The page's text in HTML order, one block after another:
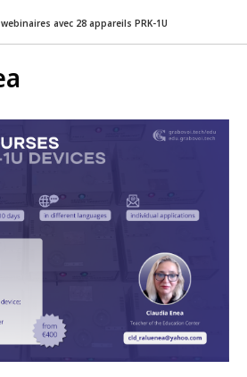
avec 28 appareils PRK-1U